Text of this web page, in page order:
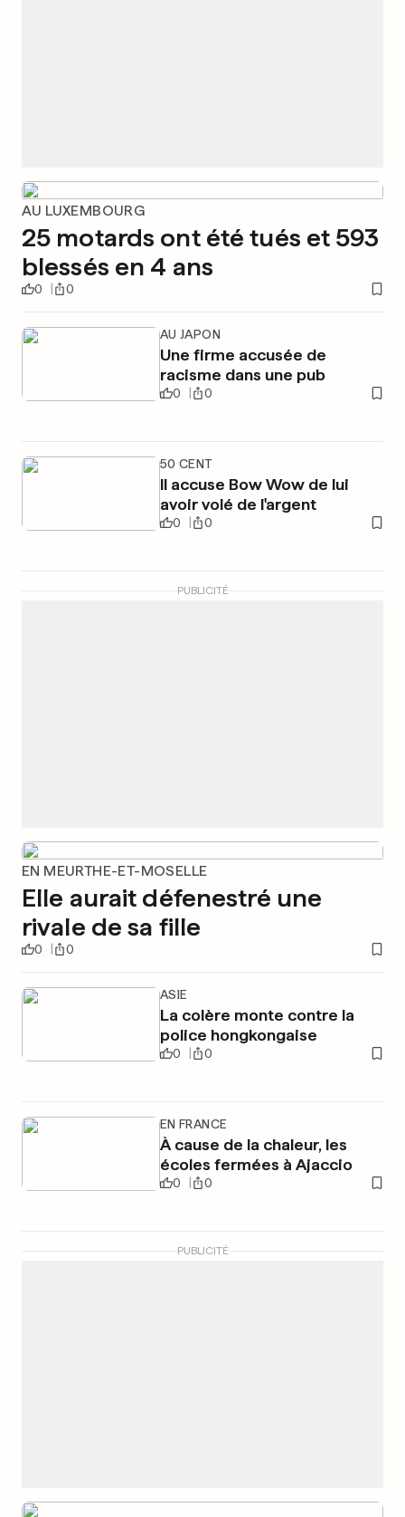
AU LUXEMBOURG
25 motards ont été tués et 593
blessés en 4 ans
0 0
AU JAPON
Une firme accusée de
racisme dans une pub
0 0
50 CENT
Il accuse Bow Wow de lui
avoir volé de l'argent
0 0
PUBLICITÉ
EN MEURTHE-ET-MOSELLE
Elle aurait défenestré une
rivale de sa fille
0 0
ASIE
La colère monte contre la
police hongkongaise
0 0
EN FRANCE
À cause de la chaleur, les
écoles fermées à Ajaccio
0 0
PUBLICITÉ